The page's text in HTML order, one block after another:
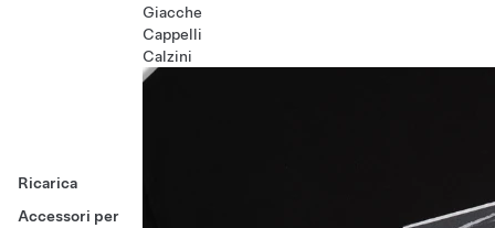
Ricarica
Accessori per
Giacche
Cappelli
Calzini